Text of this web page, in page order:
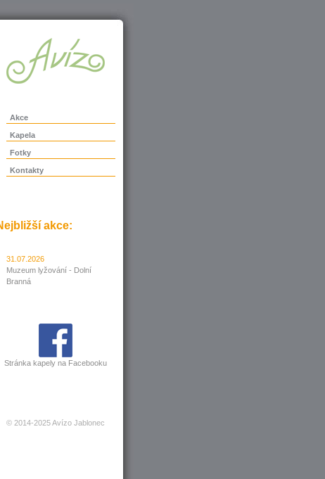
Akce
Kapela
Fotky
Kontakty
akce:
31.07.2026
Muzeum lyžování - Dolní
Branná
Stránka kapely na Facebooku
© 2014-2025 Avízo Jablonec